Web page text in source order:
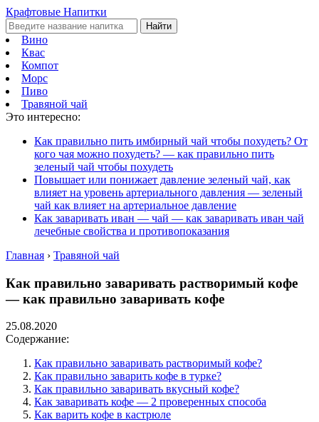
Крафтовые Напитки
Найти
Вино
Квас
Компот
Морс
Пиво
Травяной чай
Это интересно:
Как правильно пить имбирный чай чтобы похудеть? От
кого чая можно похудеть? — как правильно пить
зеленый чай чтобы похудеть
Повышает или понижает давление зеленый чай, как
влияет на уровень артериального давления — зеленый
чай как влияет на артериальное давление
Как заваривать иван — чай — как заваривать иван чай
лечебные свойства и противопоказания
Главная › Травяной чай
Как правильно заваривать растворимый кофе
— как правильно заваривать кофе
25.08.2020
Содержание:
Как правильно заваривать растворимый кофе?
Как правильно заварить кофе в турке?
Как правильно заваривать вкусный кофе?
Как заваривать кофе — 2 проверенных способа
Как варить кофе в кастрюле